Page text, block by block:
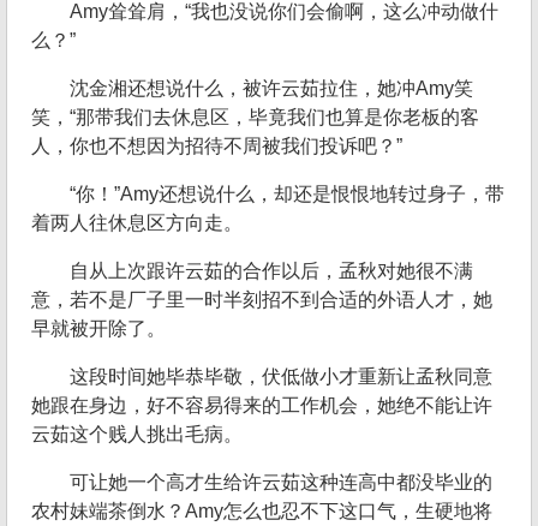
Amy耸耸肩，“我也没说你们会偷啊，这么冲动做什
么？”
沈金湘还想说什么，被许云茹拉住，她冲Amy笑
笑，“那带我们去休息区，毕竟我们也算是你老板的客
人，你也不想因为招待不周被我们投诉吧？”
“你！”Amy还想说什么，却还是恨恨地转过身子，带
着两人往休息区方向走。
自从上次跟许云茹的合作以后，孟秋对她很不满
意，若不是厂子里一时半刻招不到合适的外语人才，她
早就被开除了。
这段时间她毕恭毕敬，伏低做小才重新让孟秋同意
她跟在身边，好不容易得来的工作机会，她绝不能让许
云茹这个贱人挑出毛病。
可让她一个高才生给许云茹这种连高中都没毕业的
农村妹端茶倒水？Amy怎么也忍不下这口气，生硬地将